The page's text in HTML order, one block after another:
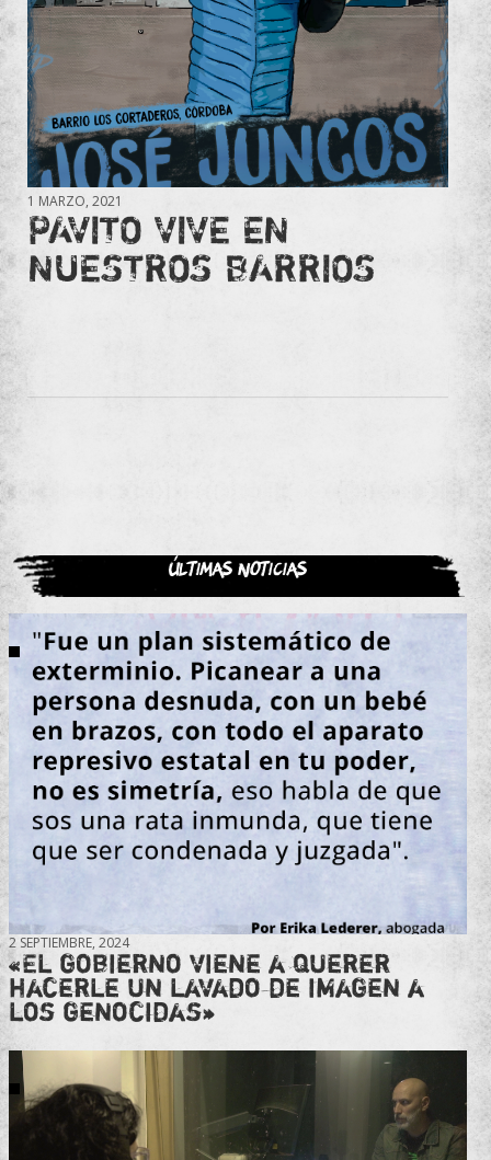
1 MARZO, 2021
PAVITO VIVE EN
NUESTROS BARRIOS
Últimas noticias
2 SEPTIEMBRE, 2024
«El gobierno viene a querer
hacerle un lavado de imagen a
los genocidas»